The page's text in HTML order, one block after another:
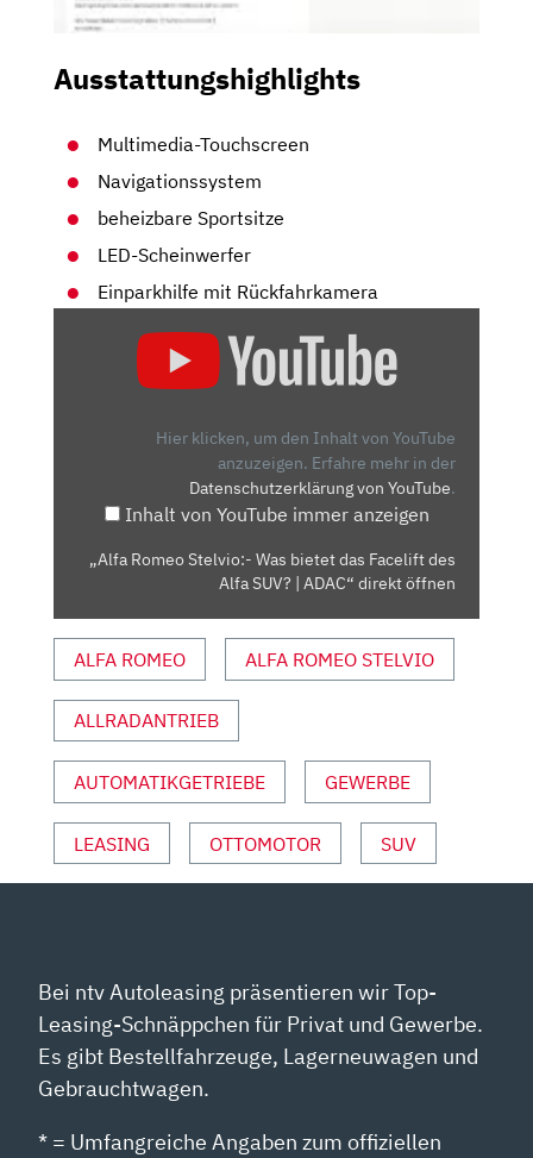
Ausstattungshighlights
Multimedia-Touchscreen
Navigationssystem
beheizbare Sportsitze
LED-Scheinwerfer
Einparkhilfe mit Rückfahrkamera
STELVIO:-
ADAC“
VON
ANZEIGEN
Hier klicken, um den Inhalt von YouTube
anzuzeigen. Erfahre mehr in der
Datenschutzerklärung von YouTube.
Inhalt von YouTube immer anzeigen
„Alfa Romeo Stelvio:- Was bietet das Facelift des
Alfa SUV? | ADAC“ direkt öffnen
ALFA ROMEO ALFA ROMEO STELVIO
ALLRADANTRIEB
AUTOMATIKGETRIEBE GEWERBE
LEASING OTTOMOTOR SUV
Bei ntv Autoleasing präsentieren wir Top-
Leasing-Schnäppchen für Privat und Gewerbe.
Es gibt Bestellfahrzeuge, Lagerneuwagen und
Gebrauchtwagen.
* = Umfangreiche Angaben zum offiziellen